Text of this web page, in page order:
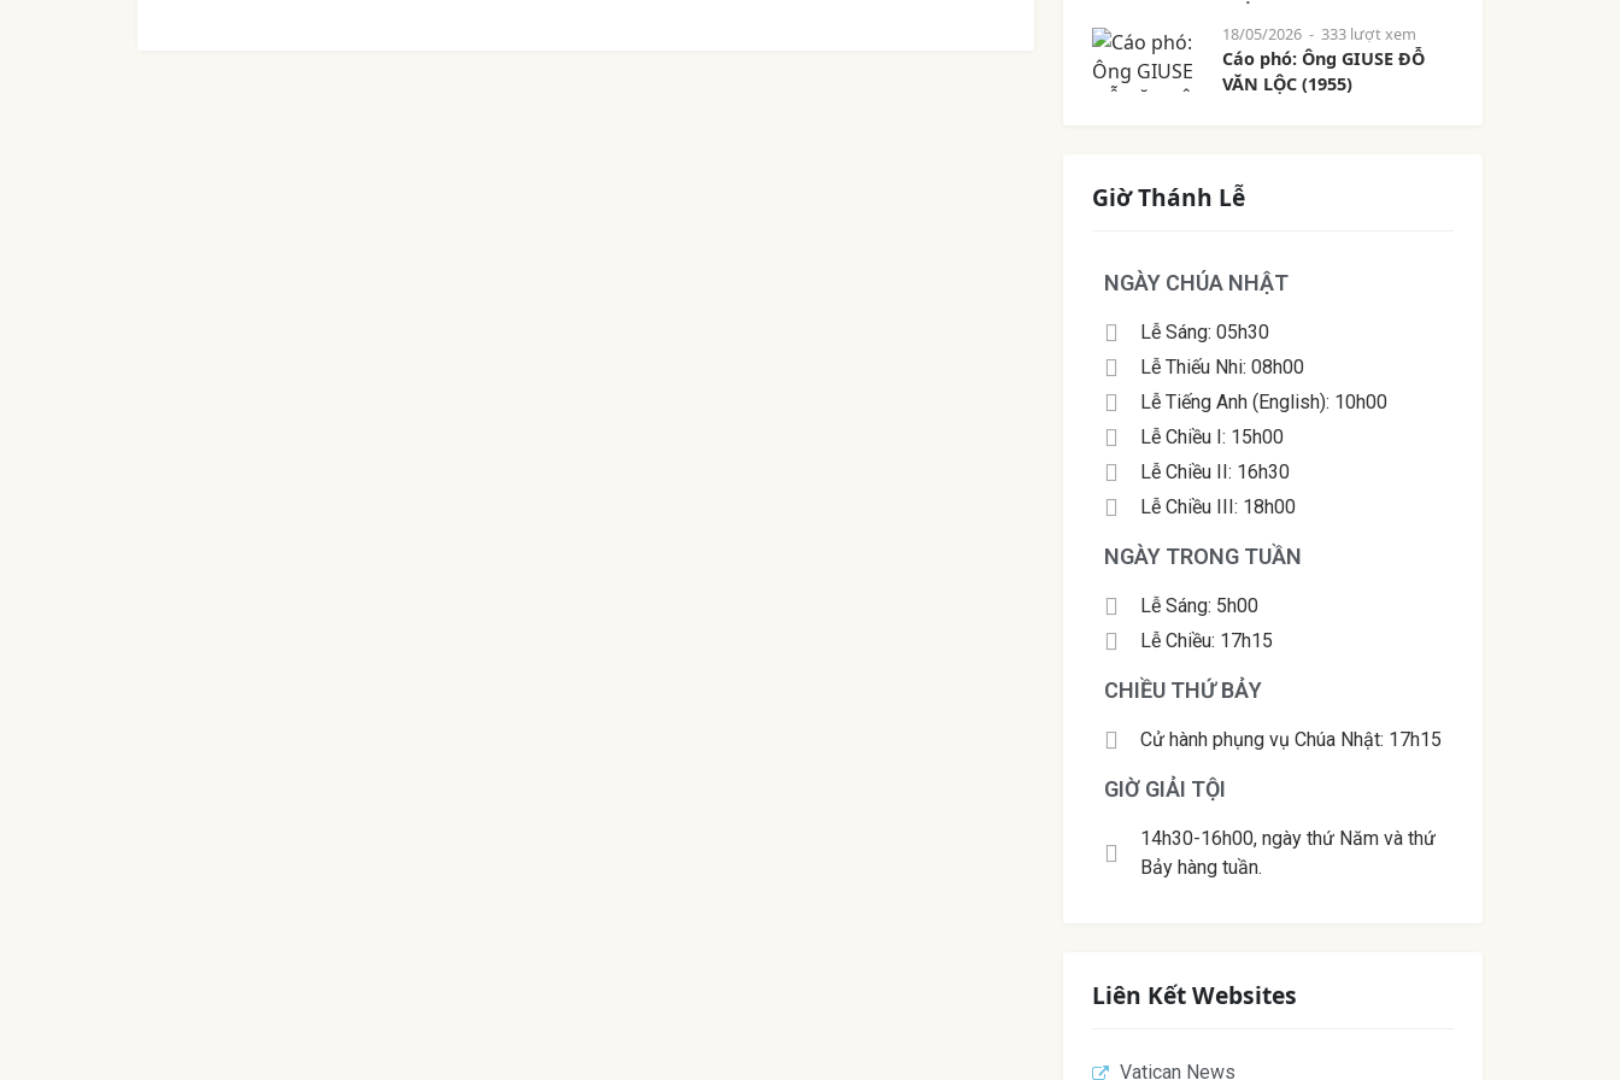
18/05/2026- 333 lượt xem
Cáo phó: Ông GIUSE ĐỖ
VĂN LỘC (1955)
Giờ Thánh Lễ
NGÀY CHÚA NHẬT
Lễ Sáng: 05h30
Lễ Thiếu Nhi: 08h00
Lễ Tiếng Anh (English): 10h00
Lễ Chiều I: 15h00
Lễ Chiều II: 16h30
Lễ Chiều III: 18h00
NGÀY TRONG TUẦN
Lễ Sáng: 5h00
Lễ Chiều: 17h15
CHIỀU THỨ BẢY
Cử hành phụng vụ Chúa Nhật: 17h15
GIỜ GIẢI TỘI
14h30-16h00, ngày thứ Năm và thứ
Bảy hàng tuần.
Liên Kết Websites
Vatican News